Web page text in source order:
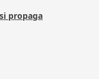
propaga